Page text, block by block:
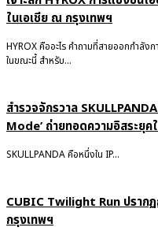
ในเอเชีย ณ กรุงเทพฯ
HYROX คืออะไร คำถามที่สายออกกำลัง
ในขณะนี้ สำหรับ...
สำรวจจักรวาล
Mode’ ถ่ายทอดความอิสระยุค
SKULLPANDA คือหนึ่งใน IP...
CUBIC Twilight Run ปราก
กรุงเทพฯ